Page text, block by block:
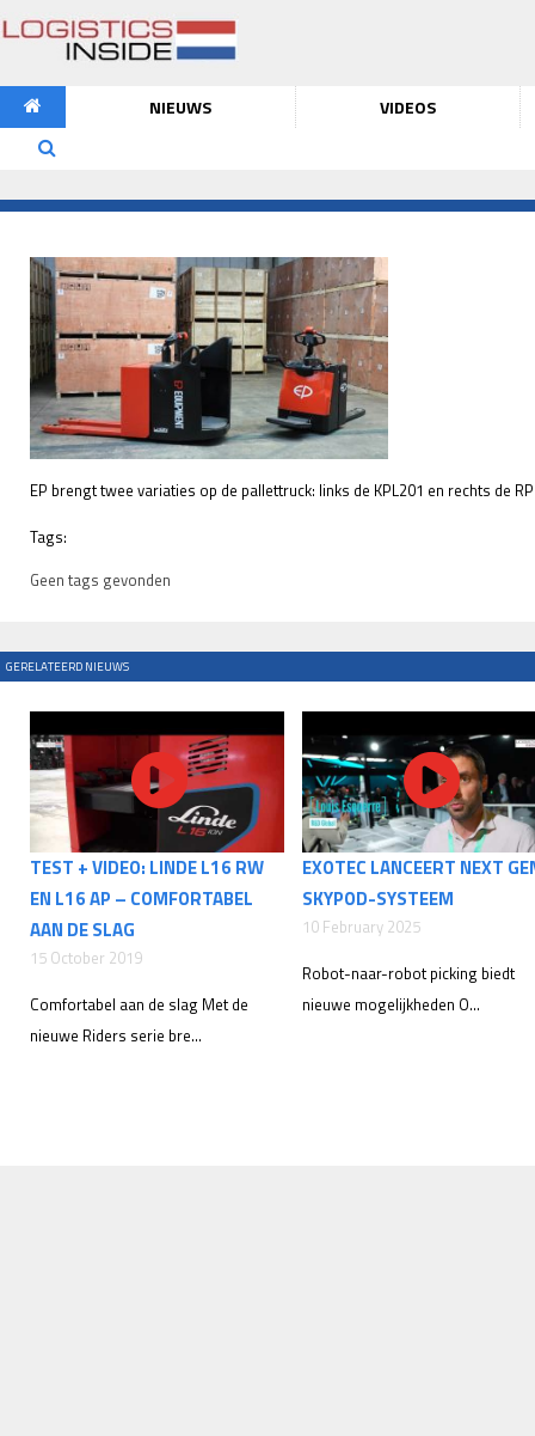
NIEUWS VIDEOS
EP brengt twee variaties op de pallettruck: links de KPL201 en rechts de
Tags:
Geen tags gevonden
GERELATEERD NIEUWS
TEST + VIDEO: LINDE L16 RW
EN L16 AP – COMFORTABEL
AAN DE SLAG
15 October 2019
Comfortabel aan de slag Met de
nieuwe Riders serie bre...
EXOTEC LANCEERT NEXT
SKYPOD-SYSTEEM
10 February 2025
Robot-naar-robot picking biedt
nieuwe mogelijkheden O...